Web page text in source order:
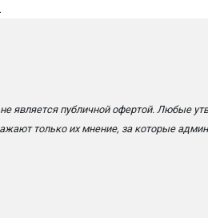
является публичной офертой. Любые
только их мнение, за которые